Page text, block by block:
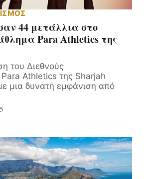
44 μετάλλια στο
Para Athletics της
του Διεθνούς
Athletics της Sharjah
μια δυνατή εμφάνιση από